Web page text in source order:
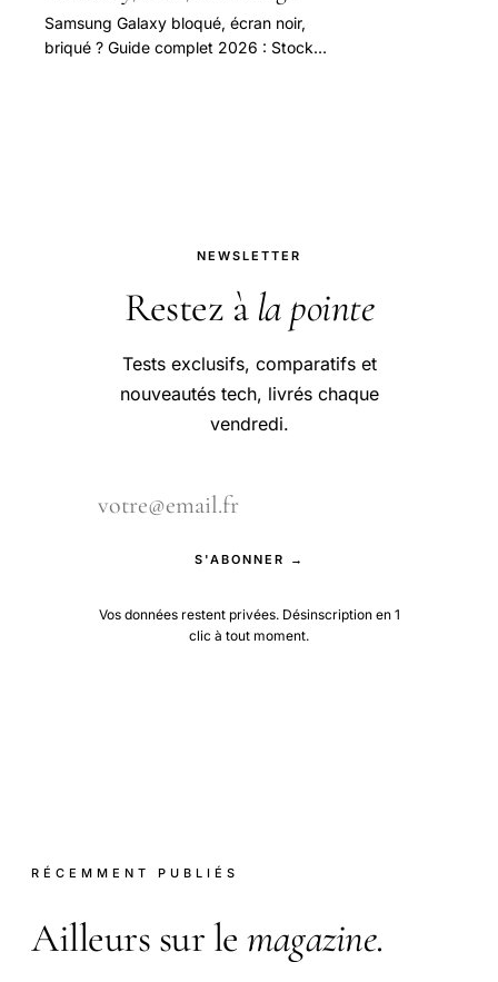
Samsung Galaxy bloqué, écran noir,
briqué ? Guide complet 2026 : Stock
NEWSLETTER
Restez à la pointe
Tests exclusifs, comparatifs et
nouveautés tech, livrés chaque
vendredi.
S'ABONNER →
Vos données restent privées. Désinscription en 1
clic à tout moment.
RÉCEMMENT PUBLIÉS
Ailleurs sur le magazine.